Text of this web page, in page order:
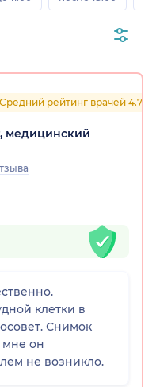
Средний рейтинг врачей 4.7
медицинский
клетки в
Снимок
мне он
не возникло.